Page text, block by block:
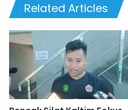
Related Articles